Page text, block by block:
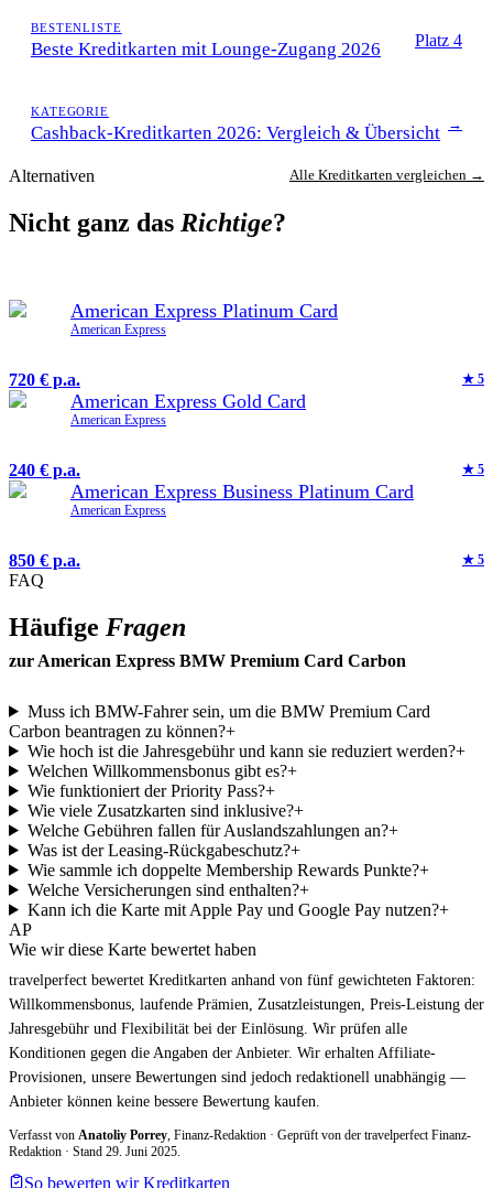
BESTENLISTE
Beste Kreditkarten mit Lounge-Zugang 2026 Platz 4
KATEGORIE
Cashback-Kreditkarten 2026: Vergleich & Übersicht →
Alternativen
Nicht ganz das Richtige?
Alle Kreditkarten vergleichen →
American Express Platinum Card
American Express
720 € p.a. ★ 5
American Express Gold Card
American Express
240 € p.a. ★ 5
American Express Business Platinum Card
American Express
850 € p.a. ★ 5
FAQ
Häufige Fragen
zur American Express BMW Premium Card Carbon
Muss ich BMW-Fahrer sein, um die BMW Premium Card
Carbon beantragen zu können?+
Wie hoch ist die Jahresgebühr und kann sie reduziert werden?+
Welchen Willkommensbonus gibt es?+
Wie funktioniert der Priority Pass?+
Wie viele Zusatzkarten sind inklusive?+
Welche Gebühren fallen für Auslandszahlungen an?+
Was ist der Leasing-Rückgabeschutz?+
Wie sammle ich doppelte Membership Rewards Punkte?+
Welche Versicherungen sind enthalten?+
Kann ich die Karte mit Apple Pay und Google Pay nutzen?+
AP
Wie wir diese Karte bewertet haben
travelperfect bewertet Kreditkarten anhand von fünf gewichteten Faktoren:
Willkommensbonus, laufende Prämien, Zusatzleistungen, Preis-Leistung der
Jahresgebühr und Flexibilität bei der Einlösung. Wir prüfen alle
Konditionen gegen die Angaben der Anbieter. Wir erhalten Affiliate-
Provisionen, unsere Bewertungen sind jedoch redaktionell unabhängig —
Anbieter können keine bessere Bewertung kaufen.
Verfasst von Anatoliy Porrey Finanz-Redaktion · Geprüft von der travelperfect Finanz-
Redaktion · Stand 29. Juni 2025
So bewerten wir Kreditkarten